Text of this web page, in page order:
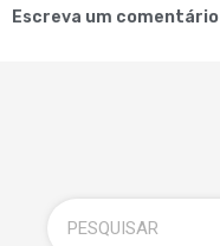
Escreva um comentário